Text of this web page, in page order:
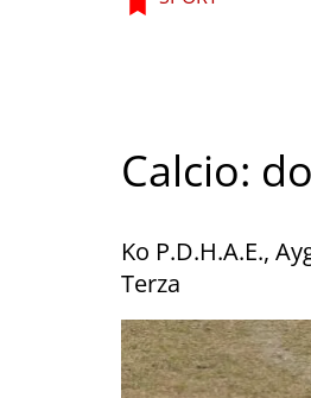
Calcio:
Ko P.D.H.A.E.,
Terza